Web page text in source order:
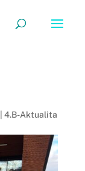
4.B-Aktualita